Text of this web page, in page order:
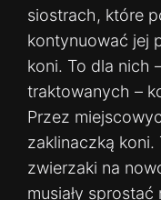
siostrach, które
kontynuować jej
koni. To dla nich
traktowanych –
Przez
zaklinaczką koni.
zwierzaki na
musiały